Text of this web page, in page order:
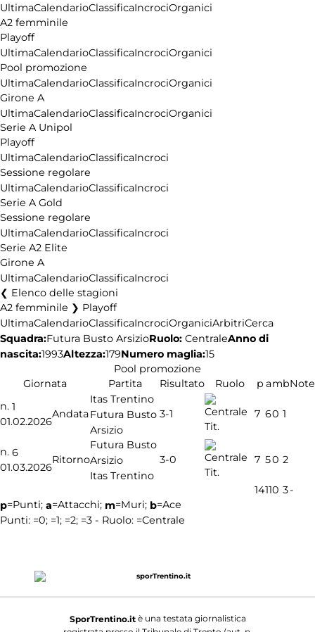
UltimaCalendarioClassificaIncrociOrganici
A2 femminile
Playoff
UltimaCalendarioClassificaIncrociOrganici
Pool promozione
UltimaCalendarioClassificaIncrociOrganici
Girone A
UltimaCalendarioClassificaIncrociOrganici
Serie A Unipol
Playoff
UltimaCalendarioClassificaIncroci
Sessione regolare
UltimaCalendarioClassificaIncroci
Serie A Gold
Sessione regolare
UltimaCalendarioClassificaIncroci
Serie A2 Elite
Girone A
UltimaCalendarioClassificaIncroci
Elenco delle stagioni
A2 femminile ❯ Playoff
UltimaCalendarioClassificaIncrociOrganiciArbitriCerca
Squadra:Futura Busto ArsizioRuolo: CentraleAnno di
nascita:1993Altezza:179Numero maglia:15
Pool promozione
Giornata
Partita Risultato Ruolo p ambNote
n. 1
01.02.2026
Andata
Itas Trentino
Futura Busto
Arsizio
3-1
Tit.
7 60 1
n. 6
01.03.2026
Ritorno
Futura Busto
Arsizio
Itas Trentino
3-0
Tit.
7 50 2
14110 3-
p=Punti; a=Attacchi; m=Muri; b=Ace
Punti: =0; =1; =2; =3 - Ruolo: =Centrale
SporTrentino.itè una testata giornalistica